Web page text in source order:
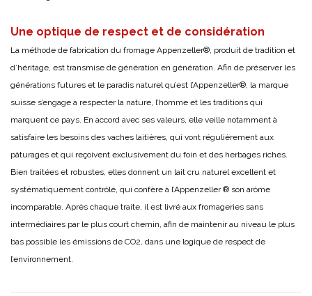
Une optique de respect et de considération
La méthode de fabrication du fromage Appenzeller®, produit de tradition et
d’héritage, est transmise de génération en génération. Afin de préserver les
générations futures et le paradis naturel qu’est l’Appenzeller®, la marque
suisse s’engage à respecter la nature, l’homme et les traditions qui
marquent ce pays. En accord avec ses valeurs, elle veille notamment à
satisfaire les besoins des vaches laitières, qui vont régulièrement aux
pâturages et qui reçoivent exclusivement du foin et des herbages riches.
Bien traitées et robustes, elles donnent un lait cru naturel excellent et
systématiquement contrôlé, qui confère à l’Appenzeller ® son arôme
incomparable. Après chaque traite, il est livré aux fromageries sans
intermédiaires par le plus court chemin, afin de maintenir au niveau le plus
bas possible les émissions de CO2, dans une logique de respect de
l’environnement.